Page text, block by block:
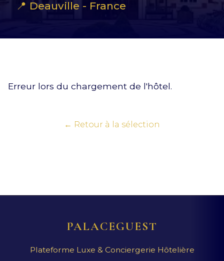
📍 Deauville - France
Erreur lors du chargement de l'hôtel.
← Retour à la sélection
PALACEGUEST
Plateforme Luxe & Conciergerie Hôtelière